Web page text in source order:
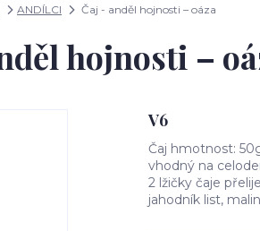
ANDÍLCI Čaj - anděl hojnosti – oáza
hojnosti –
V6
Čaj hmotnost:
vhodný na
2 lžičky čaje
jahodník list,